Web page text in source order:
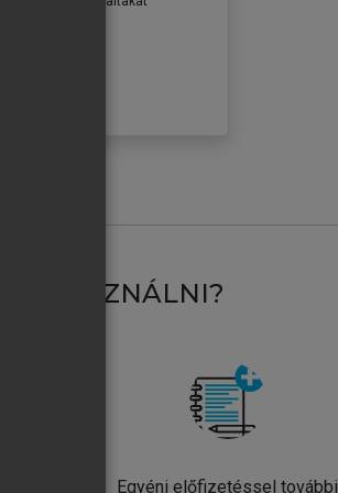
HASZNÁLNI?
Egyéni előfizetéssel további